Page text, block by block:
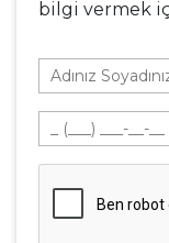
bilgi vermek